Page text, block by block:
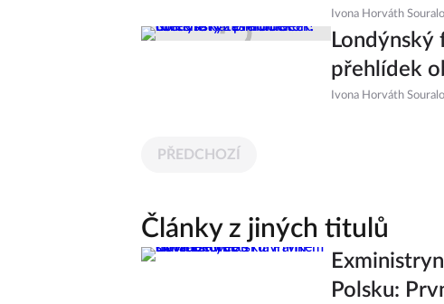
Ivona Horváth
Londýnský
přehlídek
Ivona Horváth
PŘEDCHOZÍ
Články z jiných titulů
Polsku: